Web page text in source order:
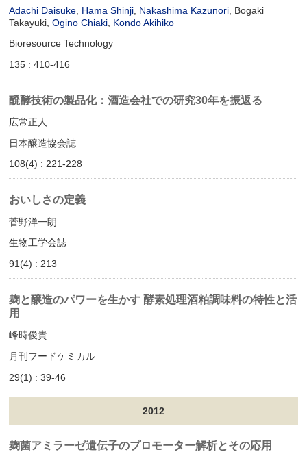
Adachi Daisuke Hama Shinji Nakashima Kazunori , Bogaki
Takayuki,Ogino Chiaki Kondo Akihiko
Bioresource Technology
135 : 410-416
醗酵技術の製品化：酒造会社での研究30年を振返る
広常正人
日本醸造協会誌
108(4) : 221-228
おいしさの定義
菅野洋一朗
生物工学会誌
91(4) : 213
麹と醸造のパワーを生かす 酵素処理酒粕調味料の特性と活
用
峰時俊貴
月刊フードケミカル
29(1) : 39-46
2012
麹菌アミラーゼ遺伝子のプロモーター解析とその応用